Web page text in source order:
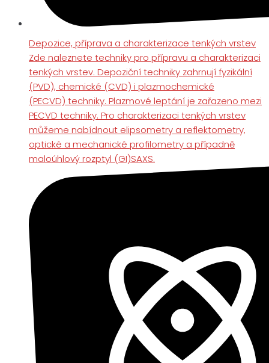
Depozice, příprava a charakterizace tenkých vrstev
Zde naleznete techniky pro přípravu a charakterizaci
tenkých vrstev. Depoziční techniky zahrnují fyzikální
(PVD), chemické (CVD) i plazmochemické
(PECVD) techniky. Plazmové leptání je zařazeno mezi
PECVD techniky. Pro charakterizaci tenkých vrstev
můžeme nabídnout elipsometry a reflektometry,
optické a mechanické profilometry a případně
maloúhlový rozptyl (GI)SAXS.